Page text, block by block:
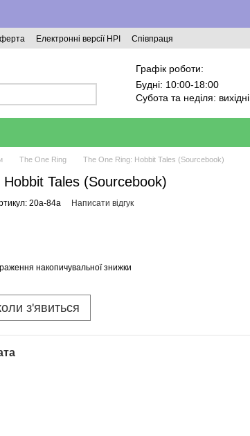
Електронні версії НРІ Співпраця
Графік роботи:
Будні: 10:00-18:00
Субота та неділя: вихідні
The One Ring The One Ring: Hobbit Tales (Sourcebook)
Tales (Sourcebook)
20a-84a Написати відгук
накопичувальної знижки
з'явиться